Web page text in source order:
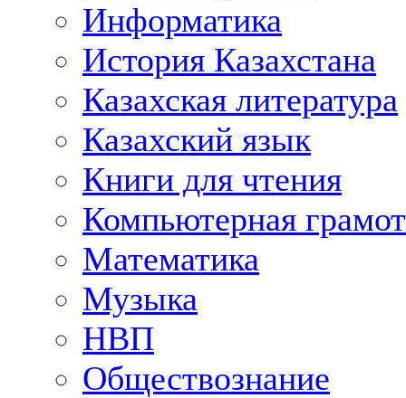
Информатика
История Казахстана
Казахская литература
Казахский язык
Книги для чтения
Компьютерная
Математика
Музыка
НВП
Обществознание